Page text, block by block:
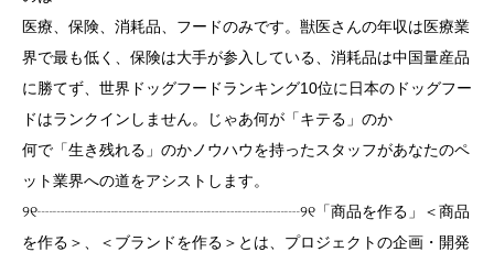
医療、保険、消耗品、フードのみです。獣医さんの年収は医療業
界で最も低く、保険は大手が参入している、消耗品は中国量産品
に勝てず、世界ドッグフードランキング10位に日本のドッグフー
ドはランクインしません。じゃあ何が「キテる」のか
何で「生き残れる」のかノウハウを持ったスタッフがあなたのペ
ット業界への道をアシストします。
୨୧┈┈┈┈┈┈┈┈┈┈┈┈┈┈┈┈┈୨୧「商品を作る」＜商品
を作る＞、＜ブランドを作る＞とは、プロジェクトの企画・開発